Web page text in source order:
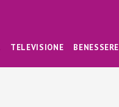
TELEVISIONE BENESSERE